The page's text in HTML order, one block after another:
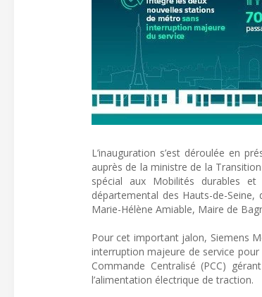
L’inauguration s’est déroulée en
auprès de la ministre de la
spécial aux Mobilités durables et
départemental des Hauts-de-
Marie-Hélène Amiable, Maire de
Pour cet important jalon, Siemens
interruption majeure de service
Commande Centralisé (PCC)
l’alimentation électrique de traction.